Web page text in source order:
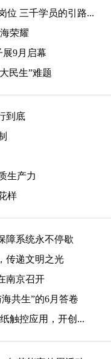
位 三千学员的引路...
荣耀
9月启幕
民生”难题
到底
生产力
样
障系统永不停歇
传递文明之光
南京召开
共生”的6月答卷
触控应用，开创...